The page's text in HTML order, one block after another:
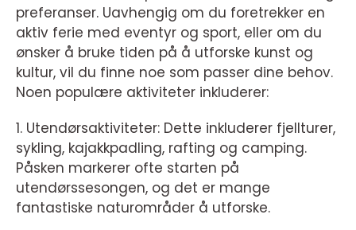
preferanser. Uavhengig om du foretrekker en
aktiv ferie med eventyr og sport, eller om du
ønsker å bruke tiden på å utforske kunst og
kultur, vil du finne noe som passer dine behov.
Noen populære aktiviteter inkluderer:
1. Utendørsaktiviteter: Dette inkluderer fjellturer,
sykling, kajakkpadling, rafting og camping.
Påsken markerer ofte starten på
utendørssesongen, og det er mange
fantastiske naturområder å utforske.